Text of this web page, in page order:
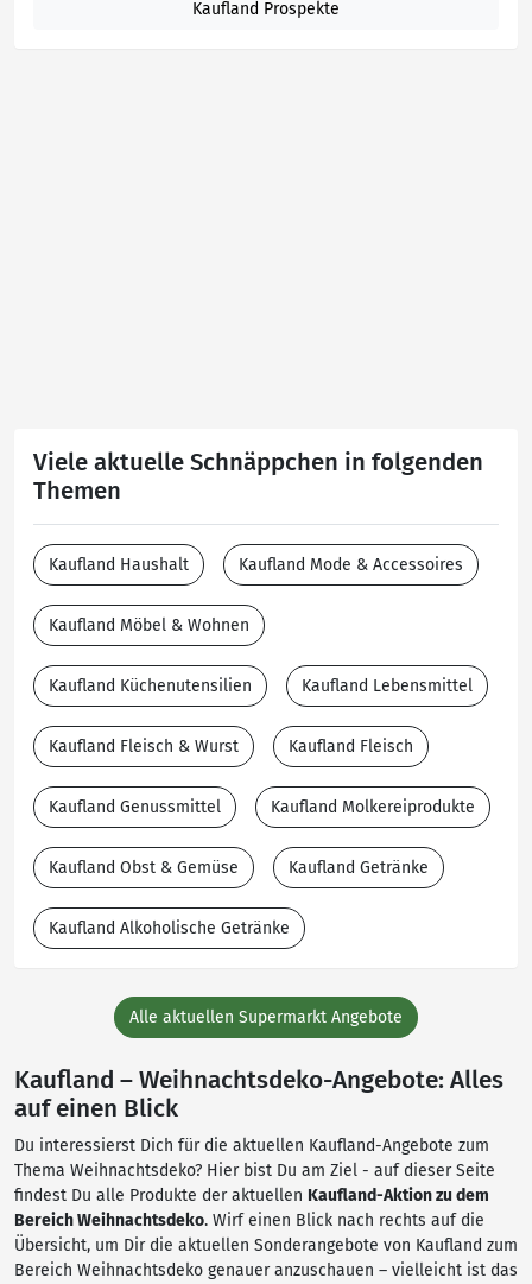
Kaufland Prospekte
Viele aktuelle Schnäppchen in folgenden
Themen
Kaufland Haushalt Kaufland Mode & Accessoires
Kaufland Möbel & Wohnen
Kaufland Küchenutensilien Kaufland Lebensmittel
Kaufland Fleisch & Wurst Kaufland Fleisch
Kaufland Genussmittel Kaufland Molkereiprodukte
Kaufland Obst & Gemüse Kaufland Getränke
Kaufland Alkoholische Getränke
Alle aktuellen Supermarkt Angebote
Kaufland – Weihnachtsdeko-Angebote: Alles
auf einen Blick
Du interessierst Dich für die aktuellen Kaufland-Angebote zum
Thema Weihnachtsdeko? Hier bist Du am Ziel - auf dieser Seite
findest Du alle Produkte der aktuellen Kaufland-Aktion zu dem
Bereich Weihnachtsdeko. Wirf einen Blick nach rechts auf die
Übersicht, um Dir die aktuellen Sonderangebote von Kaufland zum
Bereich Weihnachtsdeko genauer anzuschauen – vielleicht ist das